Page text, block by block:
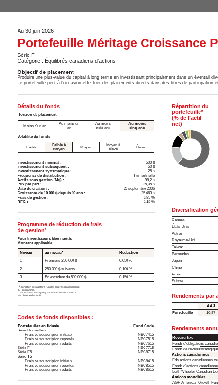
Au 30 juin 2026
Portefeuille Méritage Croissance
Série F
Catégorie : Équilibrés canadiens d'actions
Objectif de placement
Produire une plus-value du capital à long terme en investissant principalement dans un éventail
Le portefeuille peut à l’occasion effectuer des placements directs dans des titres de participation
Détails du fonds
Horizon de placement
Moins d'un an
Au moins un
an
Au moins
trois ans
Au moins
cinq ans
Volatilité du fonds
Faible
Faible à
moyen
Moyen
Moyen à
élevé
Élevé
Investissement minimal :
500 $
Investissement subséquent :
50 $
Investissement systématique :
25 $
Fréquence de distribution :
Trimestrielle
Actifs sous gestion (M$) :
98,2 $
Prix par part :
25,05 $
Date de création :
25 septembre 2006
Croissance de 10 000 $ depuis 10 ans :
25 463 $
Frais de gestion :
0,85 %
RFG :
1,18 %
Programme de réduction de frais
de gestion¹
Pour investisseurs bien nantis
Montant applicable
Niveau au niveau*
Reduction
1
Premiers 250 000 $
0,050 %
2
250 000 $ suivants
0,100 %
3
En excédent du 500 000 $ 0,150 %
¹ À condition de satisfaire l’un des critères d’admissibilité
du Programme.
* Les niveaux sont appliqués en fonction de la valeur
marchande des actifs.
Codes de fonds disponibles :
Portefeuilles en fiducie
Fund Code
Série Conseillers
Frais de souscription initiaux
NBC7415
Frais de souscription reportés
NBC7515
Frais de souscription réduits
NBC7615
Série F
NBC7715
Série F5
NBC8715
Série T5
Frais de souscription initiaux
NBC8415
Frais de souscription reportés
NBC8515
Frais de souscription réduits
NBC8615
Répartition du
portefeuille*
(% de l’actif
net)
Diversification
Canada
États-Unis
Autres
Royaume-Uni
Taiwan
Bermudes
Japon
Chine
France
Suisse
Rendements par
AAJ
Portefeuille
10,97
Rendements
Revenu fixe
Fonds d'obligations
Fonds de revenu
Actions canadiennes
Fds actions canadiennes
Fonds d'actions
Leith Wheeler Canadian
Actions mondiales
AGF American Growth